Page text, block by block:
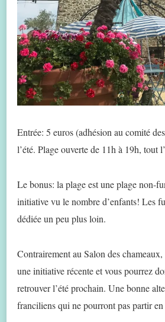
Entrée: 5 euros (adhésion au comité
l’été. Plage ouverte de 11h à 19h, tout
Le bonus: la plage est une plage non-
initiative vu le nombre d’enfants! Les
dédiée un peu plus loin.
Contrairement au Salon des
une initiative récente et vous pourrez
retrouver l’été prochain. Une bonne
franciliens qui ne pourront pas partir en